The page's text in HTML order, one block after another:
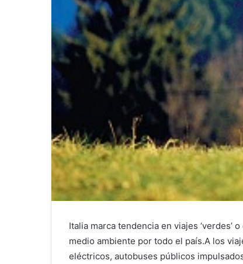
Italia marca tendencia en viajes
medio ambiente por todo el país.A los
eléctricos, autobuses públicos